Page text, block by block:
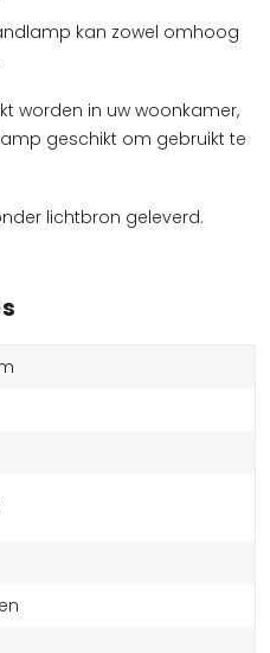
kan zowel omhoog
worden in uw woonkamer,
geschikt om gebruikt te
lichtbron geleverd.